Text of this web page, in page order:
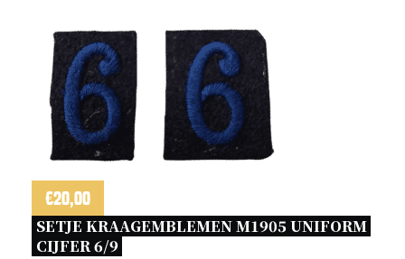
€20,00
SETJE KRAAGEMBLEMEN M1905 UNIFORM
CIJFER 6/9